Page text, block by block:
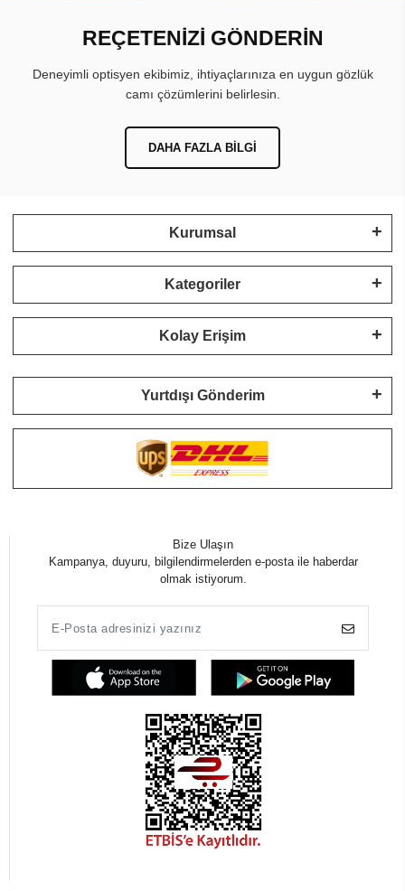
REÇETENİZİ GÖNDERİN
Deneyimli optisyen ekibimiz, ihtiyaçlarınıza en uygun gözlük
camı çözümlerini belirlesin.
DAHA FAZLA BILGI
Kurumsal
Kategoriler
Kolay Erişim
Yurtdışı Gönderim
Bize Ulaşın
Kampanya, duyuru, bilgilendirmelerden e-posta ile haberdar
olmak istiyorum.